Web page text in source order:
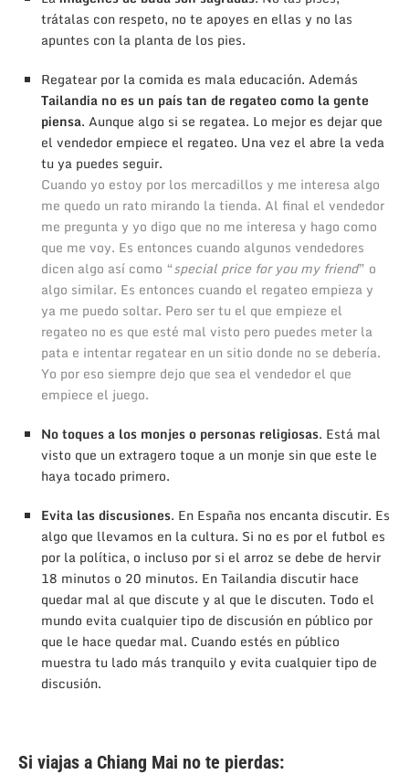
trátalas con respeto, no te apoyes en ellas y no las
apuntes con la planta de los pies.
Regatear por la comida es mala educación. Además
Tailandia no es un país tan de regateo como la gente
piensa. Aunque algo si se regatea. Lo mejor es dejar que
el vendedor empiece el regateo. Una vez el abre la veda
tu ya puedes seguir.
Cuando yo estoy por los mercadillos y me interesa algo
me quedo un rato mirando la tienda. Al final el vendedor
me pregunta y yo digo que no me interesa y hago como
que me voy. Es entonces cuando algunos vendedores
dicen algo así como “special price for you my friend” o
algo similar. Es entonces cuando el regateo empieza y
ya me puedo soltar. Pero ser tu el que empieze el
regateo no es que esté mal visto pero puedes meter la
pata e intentar regatear en un sitio donde no se debería.
Yo por eso siempre dejo que sea el vendedor el que
empiece el juego.
No toques a los monjes o personas religiosas. Está mal
visto que un extragero toque a un monje sin que este le
haya tocado primero.
Evita las discusiones. En España nos encanta discutir. Es
algo que llevamos en la cultura. Si no es por el futbol es
por la política, o incluso por si el arroz se debe de hervir
18 minutos o 20 minutos. En Tailandia discutir hace
quedar mal al que discute y al que le discuten. Todo el
mundo evita cualquier tipo de discusión en público por
que le hace quedar mal. Cuando estés en público
muestra tu lado más tranquilo y evita cualquier tipo de
discusión.
Si viajas a Chiang Mai no te pierdas: